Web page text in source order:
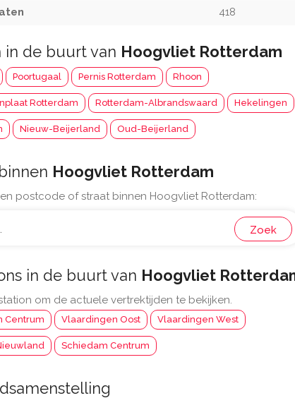
418
in de buurt van Hoogvliet Rotterdam
Poortugaal Pernis Rotterdam Rhoon
Rotterdam Rotterdam-Albrandswaard Hekelingen
Nieuw-Beijerland Oud-Beijerland
Hoogvliet Rotterdam
postcode of straat binnen Hoogvliet Rotterdam:
Zoek
in de buurt van Hoogvliet
om de actuele vertrektijden te bekijken.
Centrum Vlaardingen Oost Vlaardingen West
Schiedam Centrum